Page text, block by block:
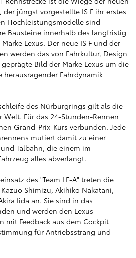
der jüngst vorgestellte IS F ihr erstes
Hochleistungsmodelle sind
Bausteine innerhalb des langfristig
Lexus. Der neue IS F und der
werden das von Fahrkultur, Design
Bild der Marke Lexus um die
herausragender Fahrdynamik
des Nürburgrings gilt als die
Welt. Für das 24-Stunden-Rennen
Grand-Prix-Kurs verbunden. Jede
mutiert damit zu einer
Talbahn, die einem im
alles abverlangt.
des "Team LF-A" treten die
Shimizu, Akihiko Nakatani,
Iida an. Sie sind in das
und werden den Lexus
mit Feedback aus dem Cockpit
für Antriebsstrang und